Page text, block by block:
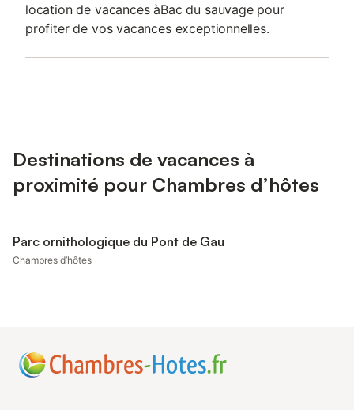
location de vacances àBac du sauvage pour
profiter de vos vacances exceptionnelles.
Destinations de vacances à
proximité pour Chambres d’hôtes
Parc ornithologique du Pont de Gau
Chambres d’hôtes